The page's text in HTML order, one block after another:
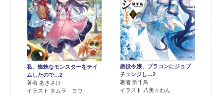
私、蜘蛛なモンスターをテイ
ムしたので…2
著者 あきさけ
イラスト タムラ ヨウ
悪役令嬢、ブラコンにジョブ
チェンジし…2
著者 浜千鳥
イラスト 八美☆わん